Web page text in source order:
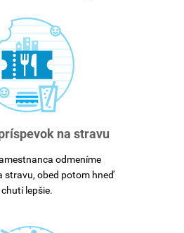
na stravu
odmeníme
stravu, obed potom hneď
chutí lepšie.